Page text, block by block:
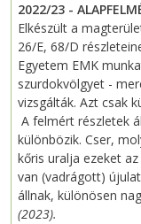
2022/23 -
Elkészült a
26/E, 68/D
Egyetem EMK
szurdokvölgyet -
vizsgálták. Azt csak
A felmért részletek
különbözik. Cser,
kőris uralja ezeket
van (vadrágott)
állnak, különösen
(2023).